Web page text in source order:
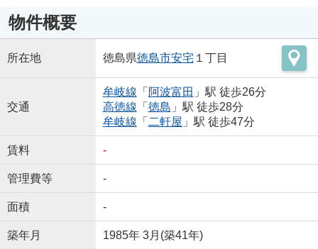
物件概要
所在地 徳島県徳島市安宅 １丁目
交通
牟岐線 「 阿波富田 」駅 徒歩26分
高徳線 「 徳島 」駅 徒歩28分
牟岐線 「 二軒屋 」駅 徒歩47分
賃料 -
管理費等 -
面積 -
築年月 1985年 3月(築41年)